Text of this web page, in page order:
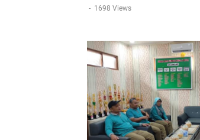
- 1698 Views